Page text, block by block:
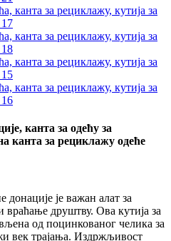
канта за одећу за
канта за рециклажу одеће
донације је важан алат за
друштву. Ова кутија за
од поцинкованог челика за
век трајања. Издржљивост